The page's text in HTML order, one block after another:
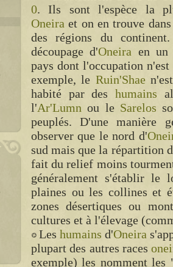
0. Ils sont l'espèce la
Oneira et on en trouve
des régions du
découpage d'Oneira en un
pays dont l'occupation
exemple, le Ruin'Shaen'est
habité par des humains
l'Ar'Lumn ou le Sarelos
peuplés. D'une manière
observer que le nord d'
sud mais que la répartition
fait du relief moins
généralement s'établir le
plaines ou les collines et
zones désertiques ou
cultures et à l'élevage
Les humains d'Oneira
plupart des autres races
exemple) les nomment les